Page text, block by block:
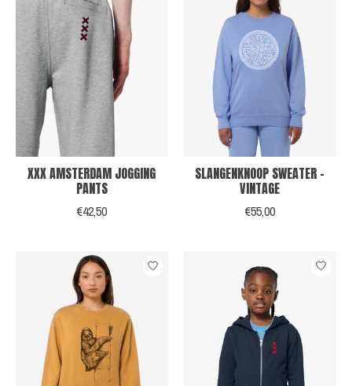
XXX AMSTERDAM JOGGING
PANTS
€42,50
SLANGENKNOOP SWEATER -
VINTAGE
€55,00